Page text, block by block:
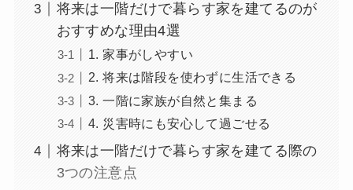
将来は一階だけで暮らす家を建てるのが
おすすめな理由4選
1. 家事がしやすい
2. 将来は階段を使わずに生活できる
3. 一階に家族が自然と集まる
4. 災害時にも安心して過ごせる
将来は一階だけで暮らす家を建てる際の
3つの注意点